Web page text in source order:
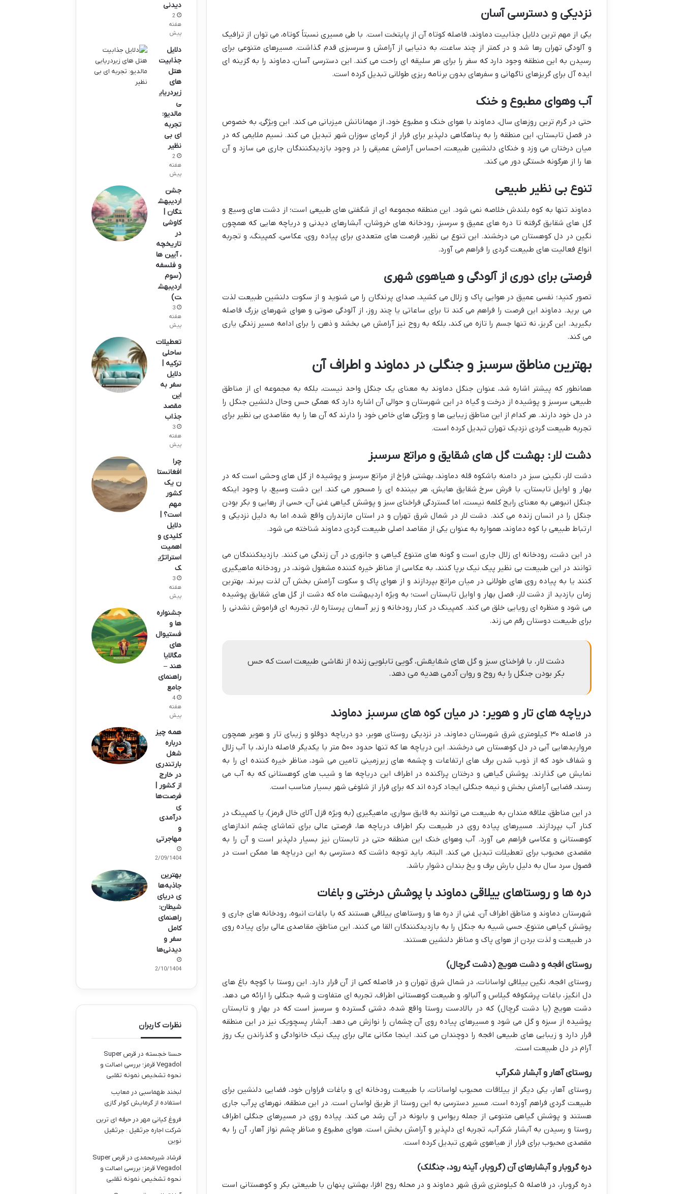
نزدیکی و دسترسی آسان
یکی از مهم ترین دلایل جذابیت دماوند، فاصله کوتاه آن از پایتخت است. با طی مسیری نسبتاً کوتاه، می توان از ترافیک
و آلودگی تهران رها شد و در کمتر از چند ساعت، به دنیایی از آرامش و سرسبزی قدم گذاشت. مسیرهای متنوعی برای
رسیدن به این منطقه وجود دارد که سفر را برای هر سلیقه ای راحت می کند. این دسترسی آسان، دماوند را به گزینه ای
ایده آل برای گریزهای ناگهانی و سفرهای بدون برنامه ریزی طولانی تبدیل کرده است.
آب وهوای مطبوع و خنک
حتی در گرم ترین روزهای سال، دماوند با هوای خنک و مطبوع خود، از مهمانانش میزبانی می کند. این ویژگی، به خصوص
در فصل تابستان، این منطقه را به پناهگاهی دلپذیر برای فرار از گرمای سوزان شهر تبدیل می کند. نسیم ملایمی که در
میان درختان می وزد و خنکای دلنشین طبیعت، احساس آرامش عمیقی را در وجود بازدیدکنندگان جاری می سازد و آن
ها را از هرگونه خستگی دور می کند.
تنوع بی نظیر طبیعی
دماوند تنها به کوه بلندش خلاصه نمی شود. این منطقه مجموعه ای از شگفتی های طبیعی است؛ از دشت های وسیع و
گل های شقایق گرفته تا دره های عمیق و سرسبز، رودخانه های خروشان، آبشارهای دیدنی و دریاچه هایی که همچون
نگین در دل کوهستان می درخشند. این تنوع بی نظیر، فرصت های متعددی برای پیاده روی، عکاسی، کمپینگ، و تجربه
انواع فعالیت های طبیعت گردی را فراهم می آورد.
فرصتی برای دوری از آلودگی و هیاهوی شهری
تصور کنید؛ نفسی عمیق در هوایی پاک و زلال می کشید، صدای پرندگان را می شنوید و از سکوت دلنشین طبیعت لذت
می برید. دماوند این فرصت را فراهم می کند تا برای ساعاتی یا چند روز، از آلودگی صوتی و هوای شهرهای بزرگ فاصله
بگیرید. این گریز، نه تنها جسم را تازه می کند، بلکه به روح نیز آرامش می بخشد و ذهن را برای ادامه مسیر زندگی یاری
می کند.
بهترین مناطق سرسبز و جنگلی در دماوند و اطراف آن
همانطور که پیشتر اشاره شد، عنوان جنگل دماوند به معنای یک جنگل واحد نیست، بلکه به مجموعه ای از مناطق
طبیعی سرسبز و پوشیده از درخت و گیاه در این شهرستان و حوالی آن اشاره دارد که همگی حس وحال دلنشین جنگل را
در دل خود دارند. هر کدام از این مناطق زیبایی ها و ویژگی های خاص خود را دارند که آن ها را به مقاصدی بی نظیر برای
تجربه طبیعت گردی نزدیک تهران تبدیل کرده است.
دشت لار: بهشت گل های شقایق و مراتع سرسبز
دشت لار، نگینی سبز در دامنه باشکوه قله دماوند، بهشتی فراخ از مراتع سرسبز و پوشیده از گل های وحشی است که در
بهار و اوایل تابستان، با فرش سرخ شقایق هایش، هر بیننده ای را مسحور می کند. این دشت وسیع، با وجود اینکه
جنگل انبوهی به معنای رایج کلمه نیست، اما گستردگی فراخنای سبز و پوشش گیاهی غنی آن، حسی از رهایی و بکر بودن
جنگل را در انسان زنده می کند. دشت لار در شمال شرق تهران و در استان مازندران واقع شده، اما به دلیل نزدیکی و
ارتباط طبیعی با کوه دماوند، همواره به عنوان یکی از مقاصد اصلی طبیعت گردی دماوند شناخته می شود.
در این دشت، رودخانه ای زلال جاری است و گونه های متنوع گیاهی و جانوری در آن زندگی می کنند. بازدیدکنندگان می
توانند در این طبیعت بی نظیر پیک نیک برپا کنند، به عکاسی از مناظر خیره کننده مشغول شوند، در رودخانه ماهیگیری
کنند یا به پیاده روی های طولانی در میان مراتع بپردازند و از هوای پاک و سکوت آرامش بخش آن لذت ببرند. بهترین
زمان بازدید از دشت لار، فصل بهار و اوایل تابستان است؛ به ویژه اردیبهشت ماه که دشت از گل های شقایق پوشیده
می شود و منظره ای رویایی خلق می کند. کمپینگ در کنار رودخانه و زیر آسمان پرستاره لار، تجربه ای فراموش نشدنی را
برای طبیعت دوستان رقم می زند.
دشت لار، با فراخنای سبز و گل های شقایقش، گویی تابلویی زنده از نقاشی طبیعت است که حس
بکر بودن جنگل را به روح و روان آدمی هدیه می دهد.
دریاچه های تار و هویر: در میان کوه های سرسبز دماوند
در فاصله ۳۰ کیلومتری شرق شهرستان دماوند، در نزدیکی روستای هویر، دو دریاچه دوقلو و زیبای تار و هویر همچون
مرواریدهایی آبی در دل کوهستان می درخشند. این دریاچه ها که تنها حدود ۵۰۰ متر با یکدیگر فاصله دارند، با آب زلال
و شفاف خود که از ذوب شدن برف های ارتفاعات و چشمه های زیرزمینی تامین می شود، مناظر خیره کننده ای را به
نمایش می گذارند. پوشش گیاهی و درختان پراکنده در اطراف این دریاچه ها و شیب های کوهستانی که به آب می
رسند، فضایی آرامش بخش و نیمه جنگلی ایجاد کرده اند که برای فرار از شلوغی شهر بسیار مناسب است.
در این مناطق، علاقه مندان به طبیعت می توانند به قایق سواری، ماهیگیری (به ویژه قزل آلای خال قرمز)، یا کمپینگ در
کنار آب بپردازند. مسیرهای پیاده روی در طبیعت بکر اطراف دریاچه ها، فرصتی عالی برای تماشای چشم اندازهای
کوهستانی و عکاسی فراهم می آورد. آب وهوای خنک این منطقه حتی در تابستان نیز بسیار دلپذیر است و آن را به
مقصدی محبوب برای تعطیلات تبدیل می کند. البته، باید توجه داشت که دسترسی به این دریاچه ها ممکن است در
فصول سرد سال به دلیل بارش برف و یخ بندان دشوار باشد.
دره ها و روستاهای ییلاقی دماوند با پوشش درختی و باغات
شهرستان دماوند و مناطق اطراف آن، غنی از دره ها و روستاهای ییلاقی هستند که با باغات انبوه، رودخانه های جاری و
پوشش گیاهی متنوع، حسی شبیه به جنگل را به بازدیدکنندگان القا می کنند. این مناطق، مقاصدی عالی برای پیاده روی
در طبیعت و لذت بردن از هوای پاک و مناظر دلنشین هستند.
روستای افجه و دشت هویج (دشت گرچال)
روستای افجه، نگین ییلاقی لواسانات، در شمال شرق تهران و در فاصله کمی از آن قرار دارد. این روستا با کوچه باغ های
دل انگیز، باغات پرشکوفه گیلاس و آلبالو، و طبیعت کوهستانی اطراف، تجربه ای متفاوت و شبه جنگلی را ارائه می دهد.
دشت هویج (یا دشت گرچال) که در بالادست روستا واقع شده، دشتی گسترده و سرسبز است که در بهار و تابستان
پوشیده از سبزه و گل می شود و مسیرهای پیاده روی آن چشمان را نوازش می دهد. آبشار پسچویک نیز در این منطقه
قرار دارد و زیبایی های طبیعی افجه را دوچندان می کند. اینجا مکانی عالی برای پیک نیک خانوادگی و گذراندن یک روز
آرام در دل طبیعت است.
روستای آهار و آبشار شکرآب
روستای آهار، یکی دیگر از ییلاقات محبوب لواسانات، با طبیعت رودخانه ای و باغات فراوان خود، فضایی دلنشین برای
طبیعت گردی فراهم آورده است. مسیر دسترسی به این روستا از طریق لواسان است. در این منطقه، نهرهای پرآب جاری
هستند و پوشش گیاهی متنوعی از جمله ریواس و بابونه در آن رشد می کند. پیاده روی در مسیرهای جنگلی اطراف
روستا و رسیدن به آبشار شکرآب، تجربه ای دلپذیر و آرامش بخش است. هوای مطبوع و مناظر چشم نواز آهار، آن را به
مقصدی محبوب برای فرار از هیاهوی شهری تبدیل کرده است.
دره گروبار و آبشارهای آن (گروبار، آینه رود، جنگلک)
دره گروبار، در فاصله ۵ کیلومتری شرق شهر دماوند و در محله روح افزا، بهشتی پنهان با طبیعتی بکر و کوهستانی است
دیدنی
2
هفته
پیش
دلایل
جذابیت
هتل
های
زیردریای
ی
مالدیو:
تجربه
ای بی
نظیر
2
هفته
پیش
جشن
اردیبهش
تگان |
کاوشی
در
تاریخچه
، آیین ها
و فلسفه
(سوم
اردیبهش
ت)
3
هفته
پیش
تعطیلات
ساحلی
ترکیه |
دلایل
سفر به
این
مقصد
جذاب
3
هفته
پیش
چرا
افغانستا
ن یک
کشور
مهم
است؟ |
دلایل
کلیدی و
اهمیت
استراتژی
ک
3
هفته
پیش
جشنواره
ها و
فستیوال
های
مگالایا
هند –
راهنمای
جامع
4
هفته
پیش
همه چیز
درباره
شغل
بارتندری
در خارج
از کشور |
فرصت‌ها
ی
درآمدی
و
مهاجرتی
22/09/1404
بهترین
جاذبه‌ها
ی دریای
شیطان:
راهنمای
کامل
سفر و
دیدنی‌ها
02/10/1404
نظرات کاربران
حسنا خجسته در
قرص Super
Vegadol قرمز؛ بررسی اصالت و
نحوه تشخیص نمونه تقلبی
لبخند طهماسبی در معایب
استفاده از گرمایش کولر گازی
فروغ کیانی مهر در حرفه ای ترین
شرکت اجاره جرثقیل : جرثقیل
نوین
فرشاد شیرمحمدی در
قرص Super
Vegadol قرمز؛ بررسی اصالت و
نحوه تشخیص نمونه تقلبی